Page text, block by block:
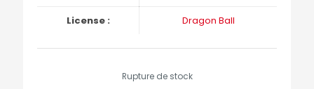
License : Dragon Ball
Rupture de stock